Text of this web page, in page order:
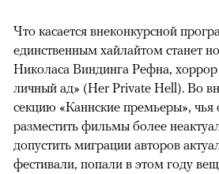
Что касается внеконкурсной
единственным хайлайтом станет
Николаса Виндинга Рефна,
личный ад» (Her Private Hell). Во
секцию «Каннские премьеры», чья
разместить фильмы более
допустить миграции авторов
фестивали, попали в этом году